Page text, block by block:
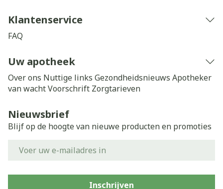
Klantenservice
FAQ
Uw apotheek
Over ons Nuttige links Gezondheidsnieuws Apotheker
van wachtVoorschrift Zorgtarieven
Nieuwsbrief
Blijf op de hoogte van nieuwe producten en promoties
Inschrijven